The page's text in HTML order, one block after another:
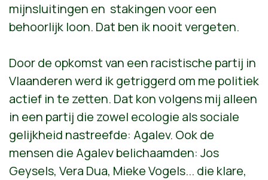
mijnsluitingen en stakingen voor een
behoorlijk loon. Dat ben ik nooit vergeten.
Door de opkomst van een racistische partij in
Vlaanderen werd ik getriggerd om me politiek
actief in te zetten. Dat kon volgens mij alleen
in een partij die zowel ecologie als sociale
gelijkheid nastreefde: Agalev. Ook de
mensen die Agalev belichaamden: Jos
Geysels, Vera Dua, Mieke Vogels... die klare,